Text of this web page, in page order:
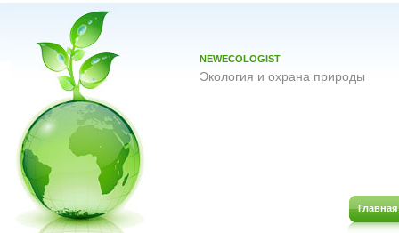
NEWECOLOGIST
Экология и охрана природы
Главная